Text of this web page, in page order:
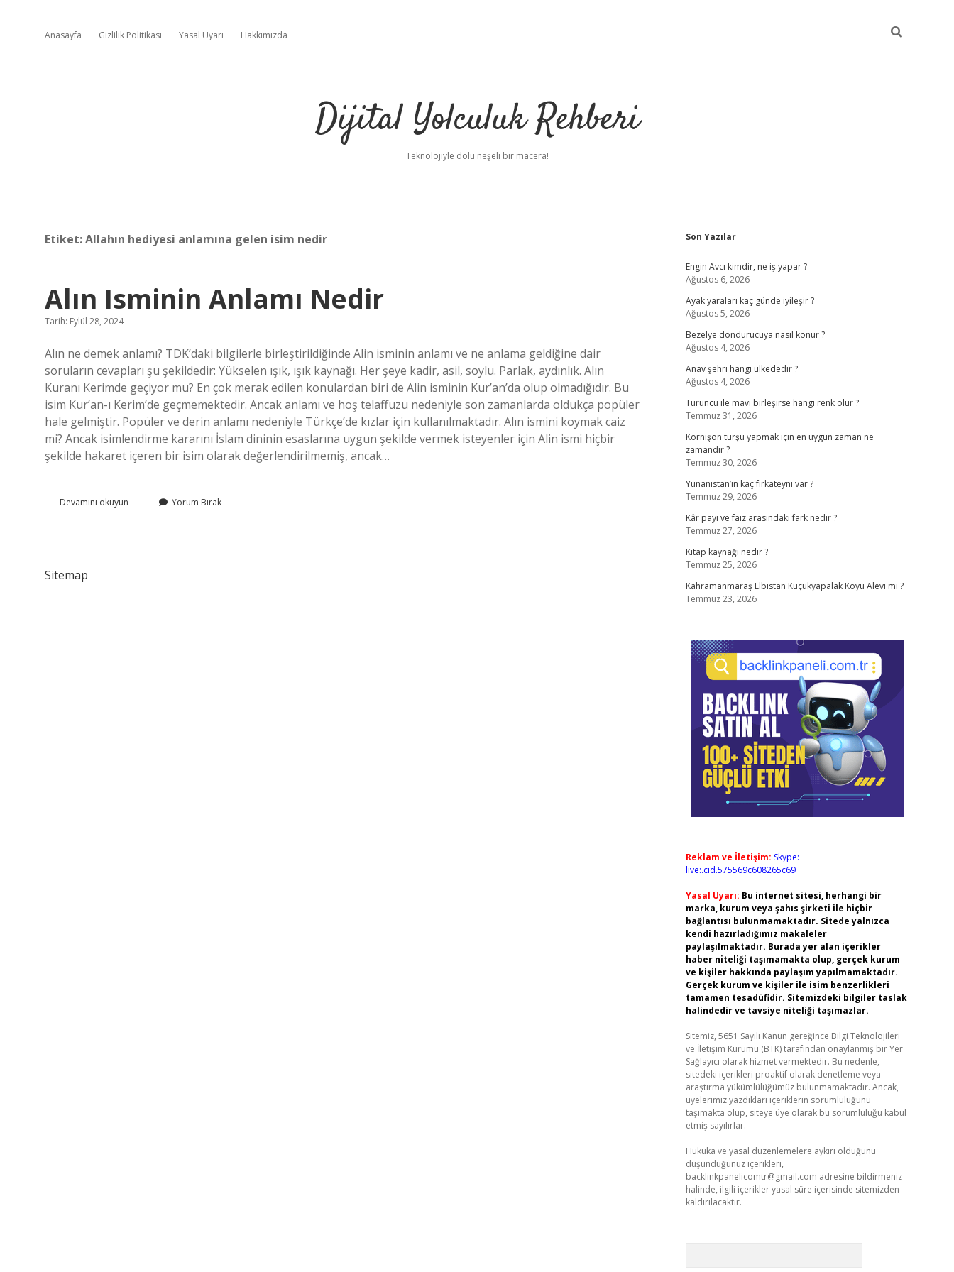
Anasayfa Gizlilik Politikası Yasal Uyarı Hakkımızda
Dijital Yolculuk Rehberi
Teknolojiyle dolu neşeli bir macera!
Etiket:Allahın hediyesi anlamına gelen isim nedir
Alın Isminin Anlamı Nedir
Tarih: Eylül 28, 2024
Alın ne demek anlamı? TDK’daki bilgilerle birleştirildiğinde Alin isminin anlamı ve ne anlama geldiğine dair
soruların cevapları şu şekildedir: Yükselen ışık, ışık kaynağı. Her şeye kadir, asil, soylu. Parlak, aydınlık. Alın
Kuranı Kerimde geçiyor mu? En çok merak edilen konulardan biri de Alin isminin Kur’an’da olup olmadığıdır. Bu
isim Kur’an-ı Kerim’de geçmemektedir. Ancak anlamı ve hoş telaffuzu nedeniyle son zamanlarda oldukça popüler
hale gelmiştir. Popüler ve derin anlamı nedeniyle Türkçe’de kızlar için kullanılmaktadır. Alın ismini koymak caiz
mi? Ancak isimlendirme kararını İslam dininin esaslarına uygun şekilde vermek isteyenler için Alin ismi hiçbir
şekilde hakaret içeren bir isim olarak değerlendirilmemiş, ancak…
Devamını okuyun
Isminin
Yorum Bırak
Sitemap
Sidebar
Son Yazılar
Engin Avcı kimdir, ne iş yapar ?
Ağustos 6, 2026
Ayak yaraları kaç günde iyileşir ?
Ağustos 5, 2026
Bezelye dondurucuya nasıl konur ?
Ağustos 4, 2026
Anav şehri hangi ülkededir ?
Ağustos 4, 2026
Turuncu ile mavi birleşirse hangi renk olur ?
Temmuz 31, 2026
Kornişon turşu yapmak için en uygun zaman ne
zamandır ?
Temmuz 30, 2026
Yunanistan’ın kaç fırkateyni var ?
Temmuz 29, 2026
Kâr payı ve faiz arasındaki fark nedir ?
Temmuz 27, 2026
Kitap kaynağı nedir ?
Temmuz 25, 2026
Kahramanmaraş Elbistan Küçükyapalak Köyü Alevi mi ?
Temmuz 23, 2026
Reklam ve İletişim: Skype:
live:.cid.575569c608265c69
Yasal Uyarı: Bu internet sitesi, herhangi bir
marka, kurum veya şahıs şirketi ile hiçbir
bağlantısı bulunmamaktadır. Sitede yalnızca
kendi hazırladığımız makaleler
paylaşılmaktadır. Burada yer alan içerikler
haber niteliği taşımamakta olup, gerçek kurum
ve kişiler hakkında paylaşım yapılmamaktadır.
Gerçek kurum ve kişiler ile isim benzerlikleri
tamamen tesadüfidir. Sitemizdeki bilgiler taslak
halindedir ve tavsiye niteliği taşımazlar.
Sitemiz, 5651 Sayılı Kanun gereğince Bilgi Teknolojileri
ve İletişim Kurumu (BTK) tarafından onaylanmış bir Yer
Sağlayıcı olarak hizmet vermektedir. Bu nedenle,
sitedeki içerikleri proaktif olarak denetleme veya
araştırma yükümlülüğümüz bulunmamaktadır. Ancak,
üyelerimiz yazdıkları içeriklerin sorumluluğunu
taşımakta olup, siteye üye olarak bu sorumluluğu kabul
etmiş sayılırlar.
Hukuka ve yasal düzenlemelere aykırı olduğunu
düşündüğünüz içerikleri,
backlinkpanelicomtr@gmail.com adresine bildirmeniz
halinde, ilgili içerikler yasal süre içerisinde sitemizden
kaldırılacaktır.